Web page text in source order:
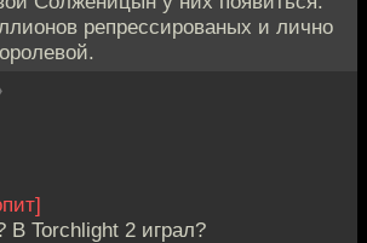
репрессированых и лично
В Torchlight 2 играл?